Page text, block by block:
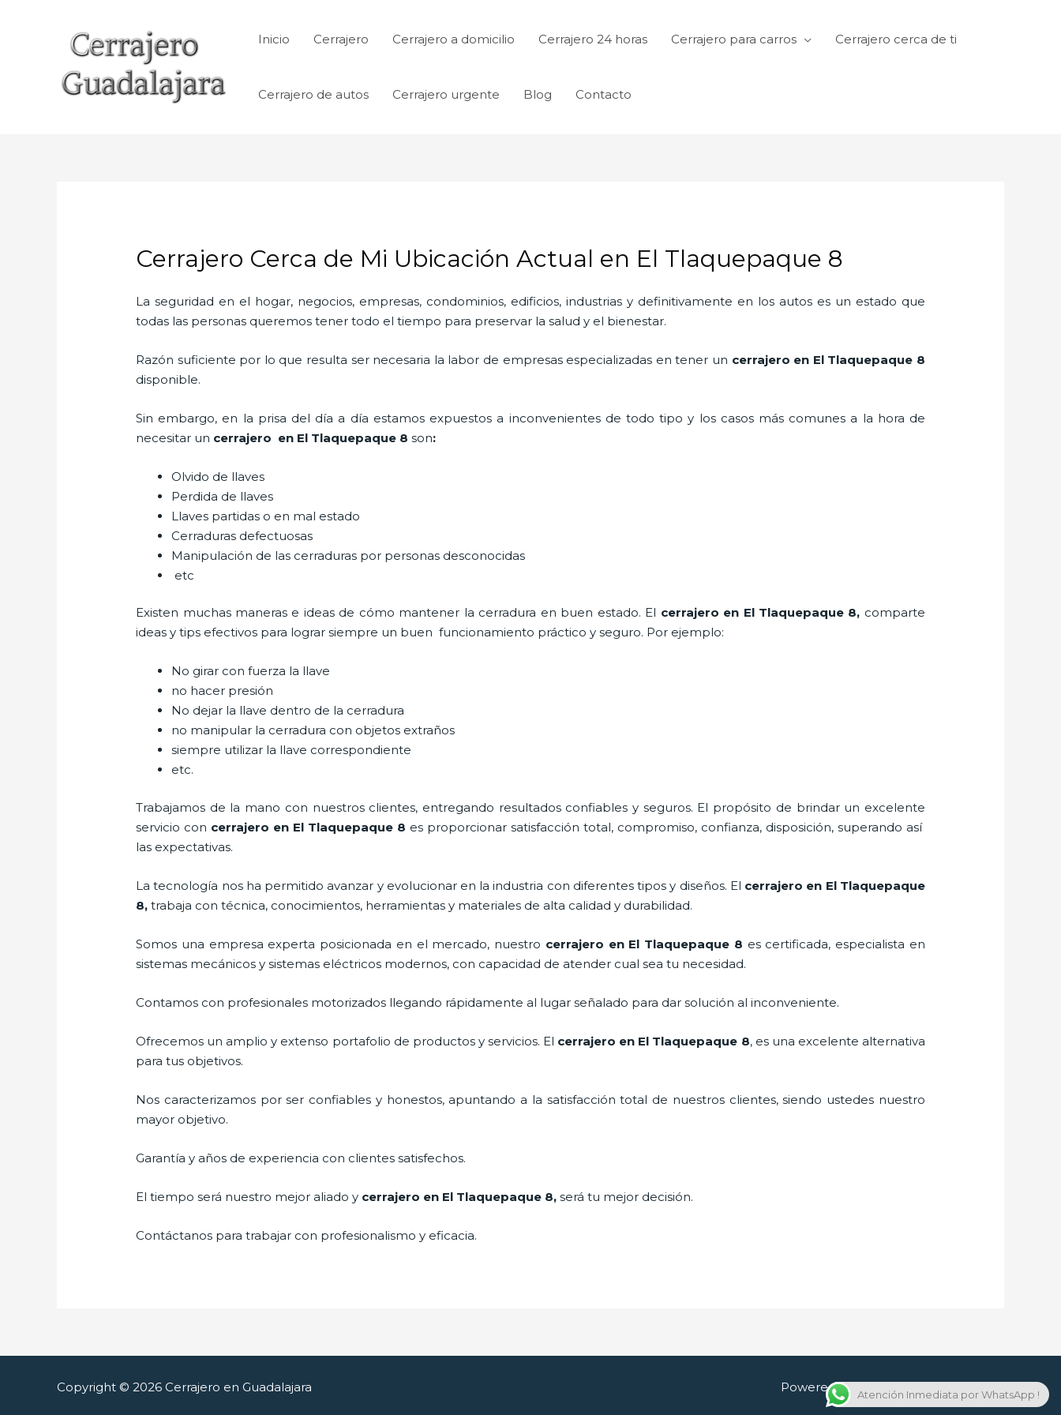
Inicio Cerrajero Cerrajero a domicilio Cerrajero 24 horas Cerrajero para carros Cerrajero cerca de ti
Cerrajero de autos Cerrajero urgente Blog Contacto
Cerrajero Cerca de Mi Ubicación Actual en El Tlaquepaque 8
La seguridad en el hogar, negocios, empresas, condominios, edificios, industrias y definitivamente en los autos es un estado que
todas las personas queremos tener todo el tiempo para preservar la salud y el bienestar.
Razón suficiente por lo que resulta ser necesaria la labor de empresas especializadas en tener un cerrajero en El Tlaquepaque 8
disponible.
Sin embargo, en la prisa del día a día estamos expuestos a inconvenientes de todo tipo y los casos más comunes a la hora de
necesitar un cerrajero en El Tlaquepaque 8 son:
Olvido de llaves
Perdida de llaves
Llaves partidas o en mal estado
Cerraduras defectuosas
Manipulación de las cerraduras por personas desconocidas
etc
Existen muchas maneras e ideas de cómo mantener la cerradura en buen estado. El cerrajero en El Tlaquepaque 8, comparte
ideas y tips efectivos para lograr siempre un buen funcionamiento práctico y seguro. Por ejemplo:
No girar con fuerza la llave
no hacer presión
No dejar la llave dentro de la cerradura
no manipular la cerradura con objetos extraños
siempre utilizar la llave correspondiente
etc.
Trabajamos de la mano con nuestros clientes, entregando resultados confiables y seguros. El propósito de brindar un excelente
servicio con cerrajero en El Tlaquepaque 8 es proporcionar satisfacción total, compromiso, confianza, disposición, superando así
las expectativas.
La tecnología nos ha permitido avanzar y evolucionar en la industria con diferentes tipos y diseños. El cerrajero en El Tlaquepaque
8,trabaja con técnica, conocimientos, herramientas y materiales de alta calidad y durabilidad.
Somos una empresa experta posicionada en el mercado, nuestro cerrajero en El Tlaquepaque 8 es certificada, especialista en
sistemas mecánicos y sistemas eléctricos modernos, con capacidad de atender cual sea tu necesidad.
Contamos con profesionales motorizados llegando rápidamente al lugar señalado para dar solución al inconveniente.
Ofrecemos un amplio y extenso portafolio de productos y servicios. El cerrajero en El Tlaquepaque 8, es una excelente alternativa
para tus objetivos.
Nos caracterizamos por ser confiables y honestos, apuntando a la satisfacción total de nuestros clientes, siendo ustedes nuestro
mayor objetivo.
Garantía y años de experiencia con clientes satisfechos.
El tiempo será nuestro mejor aliado y cerrajero en El Tlaquepaque 8,será tu mejor decisión.
Contáctanos para trabajar con profesionalismo y eficacia.
Copyright © 2026 Cerrajero en Guadalajara Powered by Cerrajero en Guadalajara
Atención Inmediata por WhatsApp !